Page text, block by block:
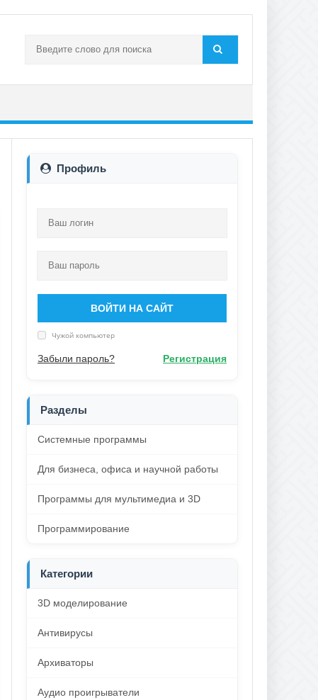
Профиль
ВОЙТИ НА САЙТ
Чужой компьютер
Забыли пароль? Регистрация
Разделы
Системные программы
Для бизнеса, офиса и научной работы
Программы для мультимедиа и 3D
Программирование
Категории
3D моделирование
Антивирусы
Архиваторы
Аудио проигрыватели